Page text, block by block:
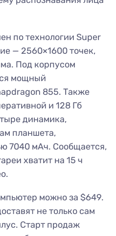
по технологии Super
— 2560×1600 точек,
Под корпусом
мощный
855. Также
и 128 Гб
динамика,
планшета,
7040 мАч. Сообщается,
хватит на 15 ч
можно за $649.
не только сам
Старт продаж